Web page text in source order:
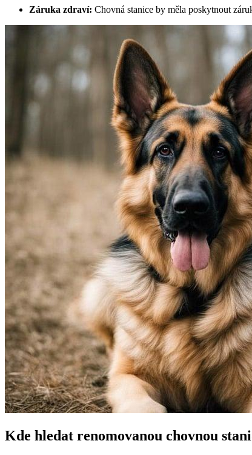
Záruka zdraví: Chovná stanice by měla poskytnout
Kde hledat renomovanou chovnou